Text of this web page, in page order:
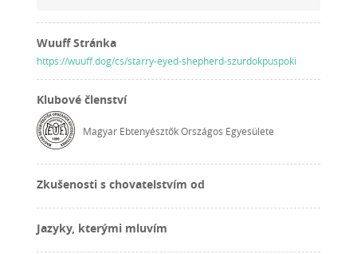
Wuuff Stránka
https://wuuff.dog/cs/starry-eyed-shepherd-szurdokpuspoki
Klubové členství
Magyar Ebtenyésztők Országos Egyesülete
Zkušenosti s chovatelstvím od
Jazyky, kterými mluvím